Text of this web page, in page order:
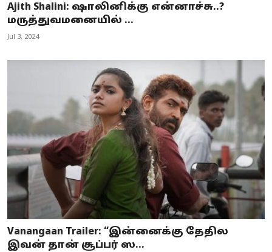
Ajith Shalini: ஷாலினிக்கு என்னாச்சு..?
மருத்துவமனையில் ...
Jul 3, 2024
Vanangaan Trailer: “இன்னைக்கு தேதில
இவன் தான் சூப்பர் ஸ...